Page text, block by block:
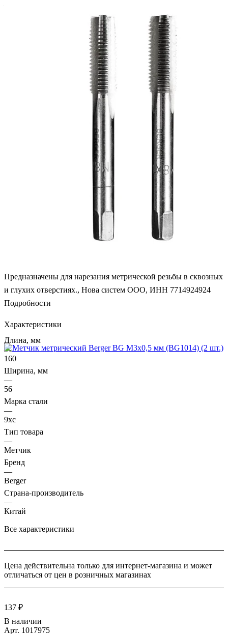
Предназначены для нарезания метрической резьбы в сквозных
и глухих отверстиях., Нова систем ООО, ИНН 7714924924
Подробности
Характеристики
Длина, мм
—
160
Ширина, мм
—
56
Марка стали
—
9хс
Тип товара
—
Метчик
Бренд
—
Berger
Страна-производитель
—
Китай
Все характеристики
Цена действительна только для интернет-магазина и может
отличаться от цен в розничных магазинах
137 ₽
В наличии
Арт. 1017975